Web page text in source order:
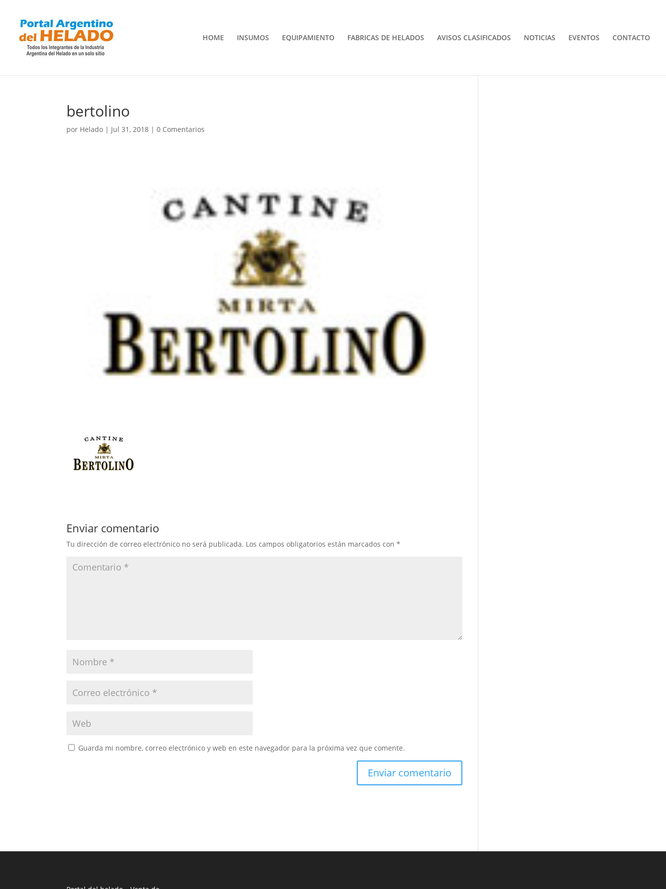
HOME INSUMOS EQUIPAMIENTO FABRICAS DE HELADOS AVISOS CLASIFICADOS NOTICIAS EVENTOS CONTACTO
bertolino
por Helado | Jul 31, 2018 |0 Comentarios
Enviar comentario
Tu dirección de correo electrónico no será publicada. Los campos obligatorios están marcados con*
Guarda mi nombre, correo electrónico y web en este navegador para la próxima vez que comente.